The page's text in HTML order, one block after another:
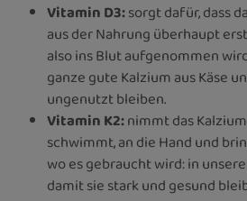
Vitamin D3:sorgt dafür, dass
aus der Nahrung überhaupt
also ins Blut aufgenommen
ganze gute Kalzium aus Käse
ungenutzt bleiben.
Vitamin K2:nimmt das
schwimmt, an die Hand und
wo es gebraucht wird: in
damit sie stark und gesund